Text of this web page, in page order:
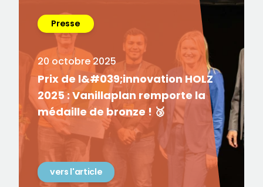
Presse
20 octobre 2025
Prix de l&#039;innovation HOLZ
2025 : Vanillaplan remporte la
médaille de bronze ! 🥉
vers l'article